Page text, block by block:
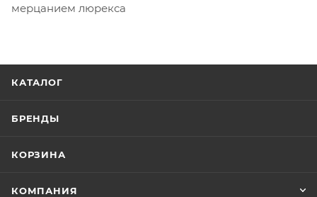
мерцанием люрекса
КАТАЛОГ
БРЕНДЫ
КОРЗИНА
КОМПАНИЯ